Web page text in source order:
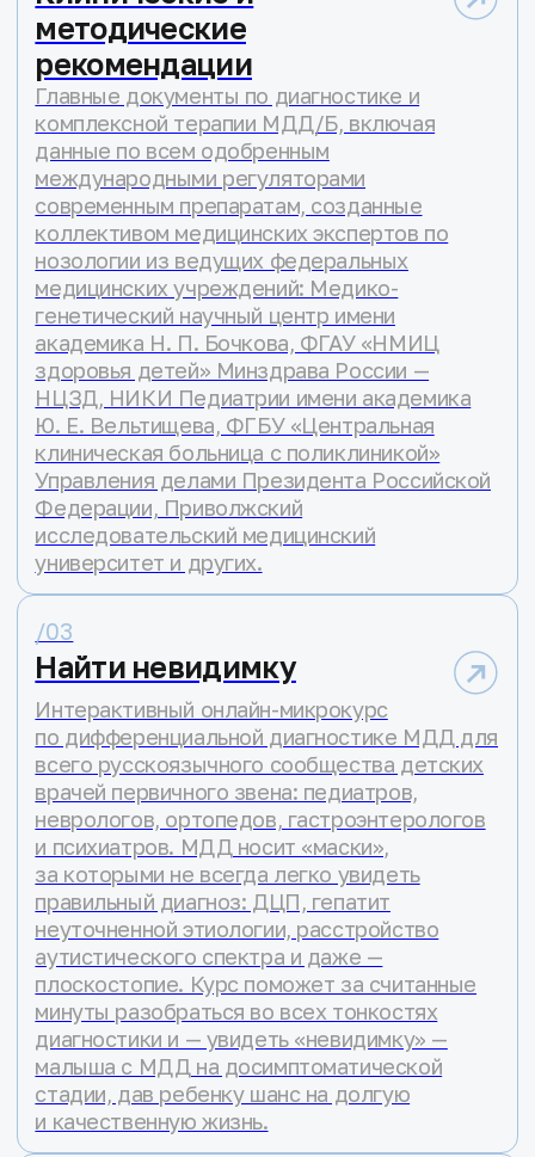
#УрониИгрушку
Мы видим маленьких мальчиков
каждый день — на детской
площадке, в поликлинике, в детском
саду, в игровой зоне кафе или
торгового центра. Среди них могут
быть мальчики с редким
заболеванием — миодистрофией
Дюшенна/Беккера, которое важно
выявить как можно раньше, чтобы
успеть помочь.
От возраста постановки диагноза
зависит, как долго мальчик сможет
самостоятельно ходить, дышать,
жить.
Простой способ: уронить игрушку и
посмотреть, как ребенок вместе с ней
поднимается с пола. Поставить диагноз
может только врач, но заметить
особенности движений может каждый.
Подробнее о заболевании
Поделитесь роликом «Урони игрушку»
и помогите найти 2 000 мальчиков
с заболеванием, чтобы мы смогли
им помочь.